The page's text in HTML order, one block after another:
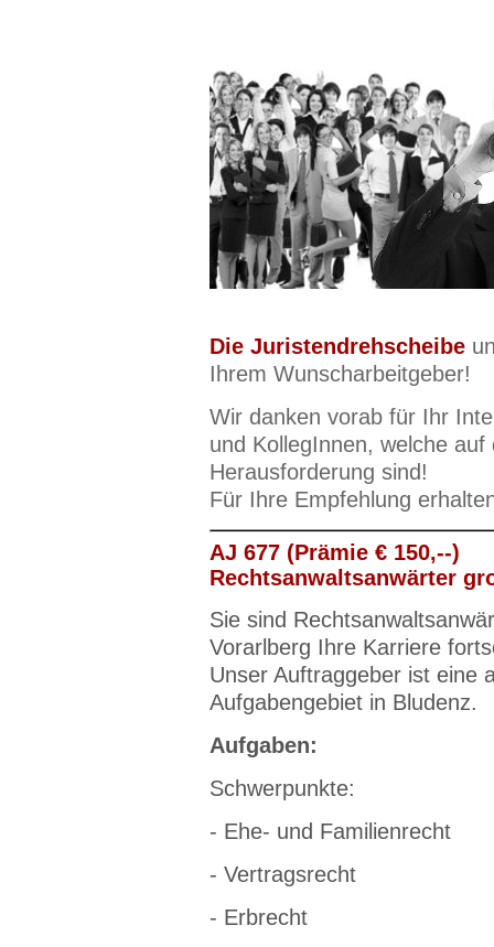
Die Juristendrehscheibe
Ihrem Wunscharbeitgeber!
Wir danken vorab für Ihr
und KollegInnen, welche
Herausforderung sind!
Für Ihre Empfehlung
AJ 677 (Prämie € 150,--)
Rechtsanwaltsanwärter
Sie sind
Vorarlberg Ihre Karriere
Unser Auftraggeber ist eine
Aufgabengebiet in Bludenz.
Aufgaben:
Schwerpunkte:
- Ehe- und Familienrecht
- Vertragsrecht
- Erbrecht